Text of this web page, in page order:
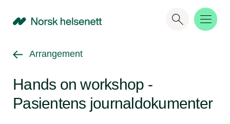
NHN
Gå tilbake til
Arrangement
Hands on workshop -
Pasientens journaldokumenter